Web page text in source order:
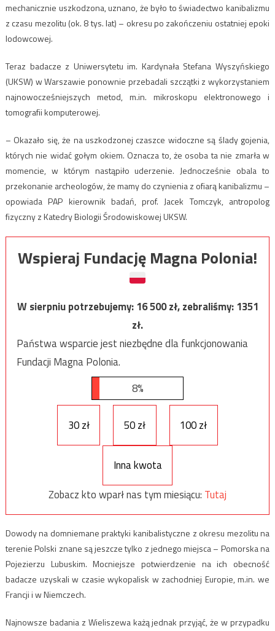
mechanicznie uszkodzona, uznano, że było to świadectwo kanibalizmu
z czasu mezolitu (ok. 8 tys. lat) – okresu po zakończeniu ostatniej epoki
lodowcowej.
Teraz badacze z Uniwersytetu im. Kardynała Stefana Wyszyńskiego
(UKSW) w Warszawie ponownie przebadali szczątki z wykorzystaniem
najnowocześniejszych metod, m.in. mikroskopu elektronowego i
tomografii komputerowej.
– Okazało się, że na uszkodzonej czaszce widoczne są ślady gojenia,
których nie widać gołym okiem. Oznacza to, że osoba ta nie zmarła w
momencie, w którym nastąpiło uderzenie. Jednocześnie obala to
przekonanie archeologów, że mamy do czynienia z ofiarą kanibalizmu –
opowiada PAP kierownik badań, prof. Jacek Tomczyk, antropolog
fizyczny z Katedry Biologii Środowiskowej UKSW.
Wspieraj Fundację Magna Polonia!
W sierpniu potrzebujemy:16 500zł, zebraliśmy:1351
zł.
Państwa wsparcie jest niezbędne dla funkcjonowania
Fundacji Magna Polonia.
8%
30 zł 50 zł 100 zł
Inna kwota
Zobacz kto wparł nas tym miesiącu: Tutaj
Dowody na domniemane praktyki kanibalistyczne z okresu mezolitu na
terenie Polski znane są jeszcze tylko z jednego miejsca – Pomorska na
Pojezierzu Lubuskim. Mocniejsze potwierdzenie na ich obecność
badacze uzyskali w czasie wykopalisk w zachodniej Europie, m.in. we
Francji i w Niemczech.
Najnowsze badania z Wieliszewa każą jednak przyjąć, że w przypadku